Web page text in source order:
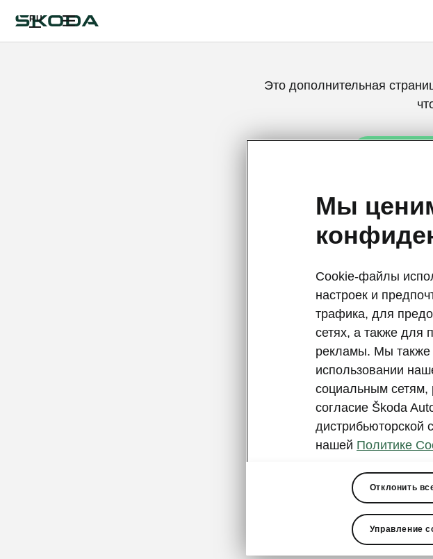
RU
Это дополнительная
Мы
Cookie-файлы
настроек и
трафика, для
сетях, а также для
рекламы. Мы
использовании
социальным сетям,
согласие Škoda
дистрибьюторской
нашей Политике
Отклонить
Управление